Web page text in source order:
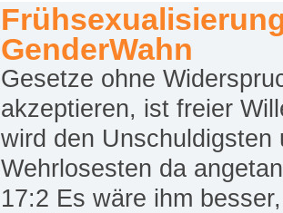
GenderWahn
Gesetze ohne
akzeptieren, ist freier
wird den Unschuldigsten
Wehrlosesten da
17:2 Es wäre ihm